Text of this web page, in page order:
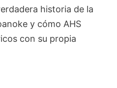
historia de la
y cómo AHS
con su propia